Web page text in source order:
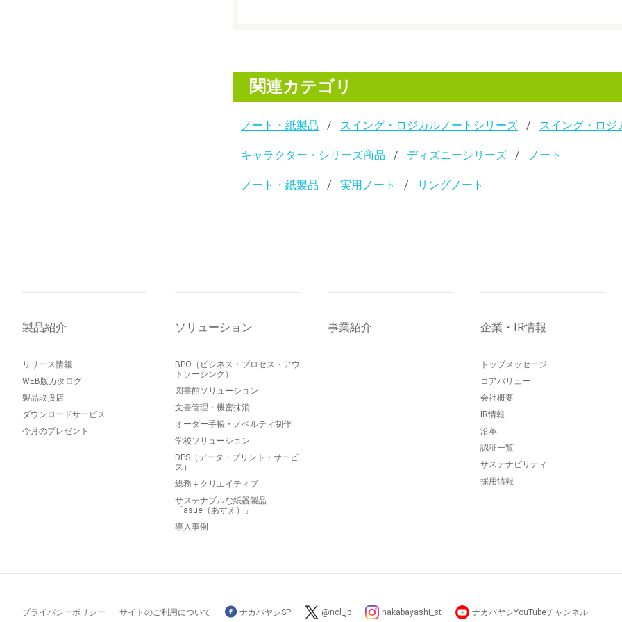
関連カテゴリ
ノート・紙製品 スイング・ロジカルノートシリーズ スイング・ロジ
キャラクター・シリーズ商品 ディズニーシリーズ ノート
ノート・紙製品 実用ノート リングノート
製品紹介
リリース情報
WEB版カタログ
製品取扱店
ダウンロードサービス
今月のプレゼント
ソリューション
BPO（ビジネス・プロセス・アウ
トソーシング）
図書館ソリューション
文書管理・機密抹消
オーダー手帳・ノベルティ制作
学校ソリューション
DPS（データ・プリント・サービ
ス）
総務＋クリエイティブ
サステナブルな紙器製品
「asue（あすえ）」
導入事例
事業紹介 企業・IR情報
トップメッセージ
コアバリュー
会社概要
IR情報
沿革
認証一覧
サステナビリティ
採用情報
プライバシーポリシー サイトのご利用について ナカバヤシSP @ncl_jp nakabayashi_st ナカバヤシYouTubeチャンネル